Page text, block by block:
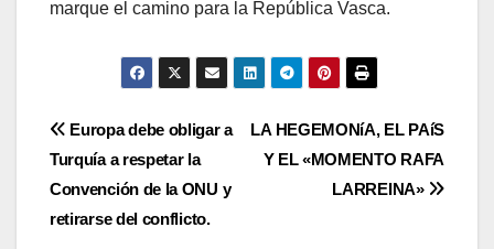
marque el camino para la República Vasca.
Navegación
de
entradas
LA HEGEMONíA, EL PAíS
Y EL «MOMENTO RAFA
LARREINA»
Europa debe obligar a
Turquí­a a respetar la
Convención de la ONU y
retirarse del conflicto.